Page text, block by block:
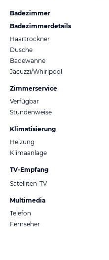
Badezimmer
Badezimmerdetails
Haartrockner
Dusche
Badewanne
Jacuzzi/Whirlpool
Zimmerservice
Verfügbar
Stundenweise
Klimatisierung
Heizung
Klimaanlage
TV-Empfang
Satelliten-TV
Multimedia
Telefon
Fernseher